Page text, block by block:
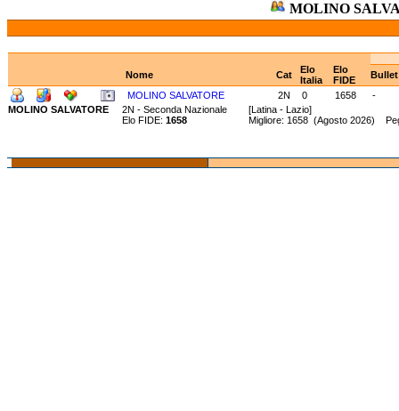
MOLINO
Nome Cat
Elo
Italia
Elo
FIDE
MOLINO SALVATORE
2N 0 1658
-
MOLINO SALVATORE
2N - Seconda Nazionale [Latina - Lazio]
Elo FIDE: 1658 Migliore: 1658 (Agosto 2026)